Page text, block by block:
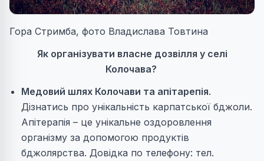
Гора Стримба, фото Владислава Товтина
Як організувати власне дозвілля у селі
Колочава?
Медовий шлях Колочави та апітарепія.
Дізнатись про унікальність карпатської бджоли.
Апітерапія – це унікальне оздоровлення
організму за допомогою продуктів
бджолярства. Довідка по телефону: тел.